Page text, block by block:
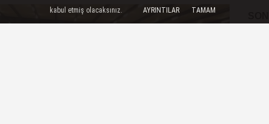
kabul etmiş olacaksınız.
AYRINTILAR TAMAM